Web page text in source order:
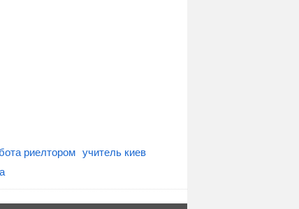
риелтором
учитель киев